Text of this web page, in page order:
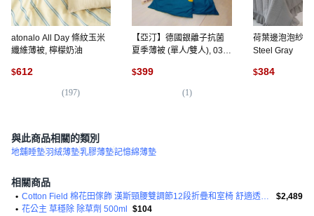
atonalo All Day 條紋玉米
纖維薄被, 檸檬奶油
$612
(197)
【亞汀】德國銀離子抗菌
夏季薄被 (單人/雙人), 03歡
$399
(1)
荷葉邊泡泡紗夏
Steel Gray
$384
與此商品相關的類別
地舖睡墊羽絨薄墊乳膠薄墊記憶綿薄墊
相關商品
• Cotton Field 棉花田傢飾 漢斯頸腰雙調節12段折疊和室椅 舒適透氣 收納
$2,489
• 花公主 草穩除 除草劑 500ml
$104